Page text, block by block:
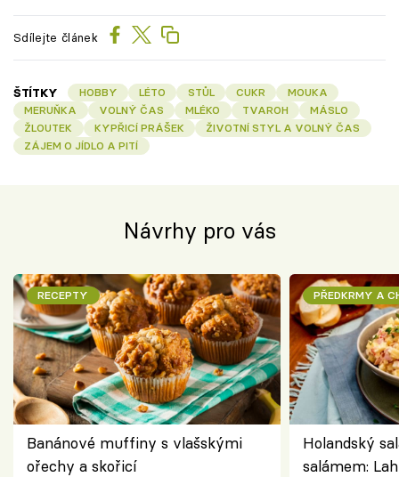
Sdílejte článek
ŠTÍTKY HOBBY LÉTO STŮL CUKR
MOUKA
MERUŇKA
VOLNÝ ČAS MLÉKO TVAROH
MÁSLO
ŽLOUTEK
KYPŘICÍ PRÁŠEK
ŽIVOTNÍ STYL A VOLNÝ ČAS
ZÁJEM O JÍDLO A PITÍ
Návrhy pro vás
RECEPTY
Banánové muffiny s vlašskými
ořechy a skořicí
PŘEDKRMY A
Holandský
salámem: